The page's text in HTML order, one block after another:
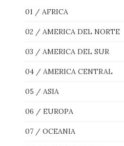
01 / AFRICA
02 / AMERICA DEL NORTE
03 / AMERICA DEL SUR
04 / AMERICA CENTRAL
05 / ASIA
06 / EUROPA
07 / OCEANIA